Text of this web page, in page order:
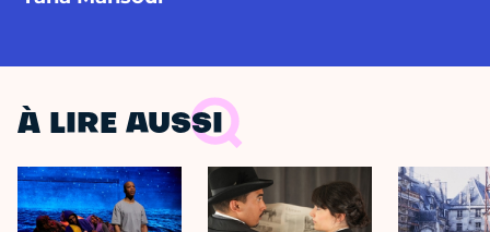
À LIRE AUSSI